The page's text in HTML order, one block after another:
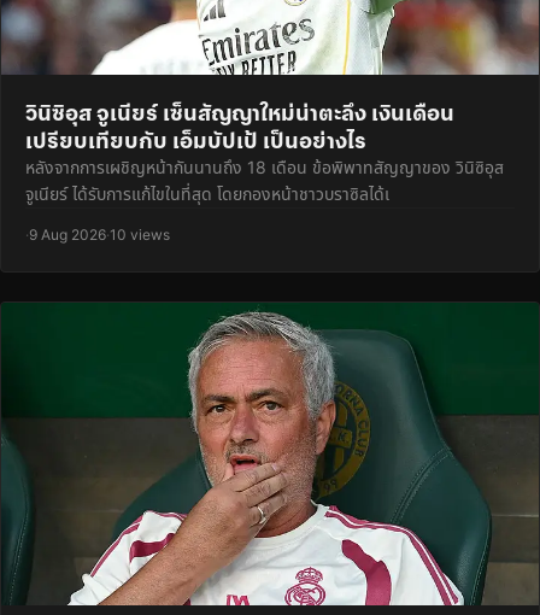
วินิซิอุส จูเนียร์ เซ็นสัญญาใหม่น่าตะลึง เงินเดือน
เปรียบเทียบกับ เอ็มบัปเป้ เป็นอย่างไร
หลังจากการเผชิญหน้ากันนานถึง 18 เดือน ข้อพิพาทสัญญาของ วินิซิอุส
จูเนียร์ ได้รับการแก้ไขในที่สุด โดยกองหน้าชาวบราซิลได้เ
·9 Aug 2026·10 views